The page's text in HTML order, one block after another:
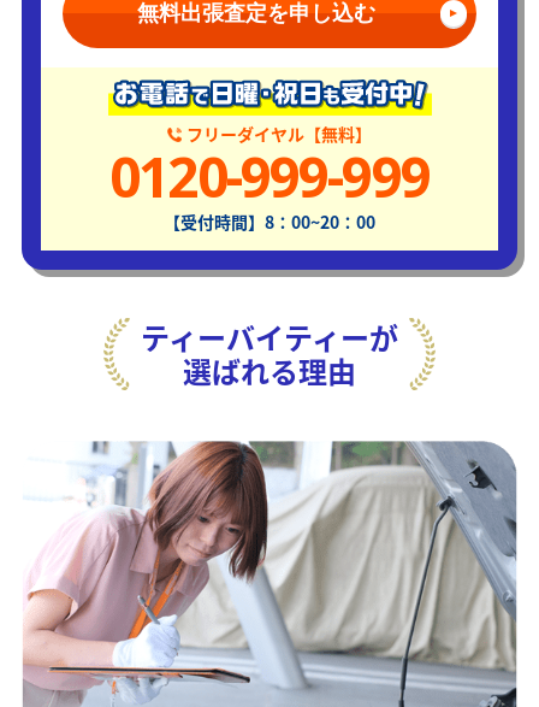
無料出張査定を申し込む
フリーダイヤル【無料】
0120-999-999
【受付時間】8：00~20：00
ティーバイティーが
選ばれる理由